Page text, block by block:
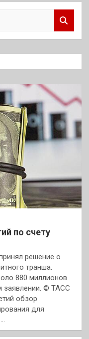
по счету
решение о
транша.
880 миллионов
© ТАСС
обзор
для